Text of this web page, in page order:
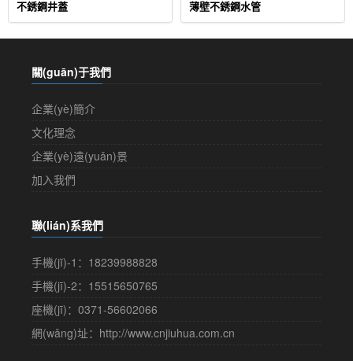
不銹鋼井蓋 薄壁不銹鋼水管
關(guān)于我們
企業(yè)簡介
文化理念
企業(yè)遠(yuǎn)景
加入我們
聯(lián)系我們
手機(jī)-1：18239988828
手機(jī)-2：15515650765
座機(jī)：0371-56602066
網(wǎng)址：http://www.cnjiuhua.com.cn